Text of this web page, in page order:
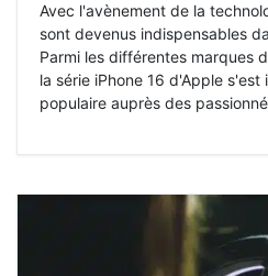
Avec l'avènement de la
sont devenus indispensables
Parmi les différentes marques
la série iPhone 16 d'Apple
populaire auprès des